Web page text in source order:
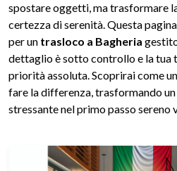
spostare oggetti, ma trasformare
certezza di serenità. Questa
per un trasloco a Bagheria
dettaglio è sotto controllo e la tua
priorità assoluta. Scoprirai come
fare la differenza, trasformando
stressante nel primo passo sereno